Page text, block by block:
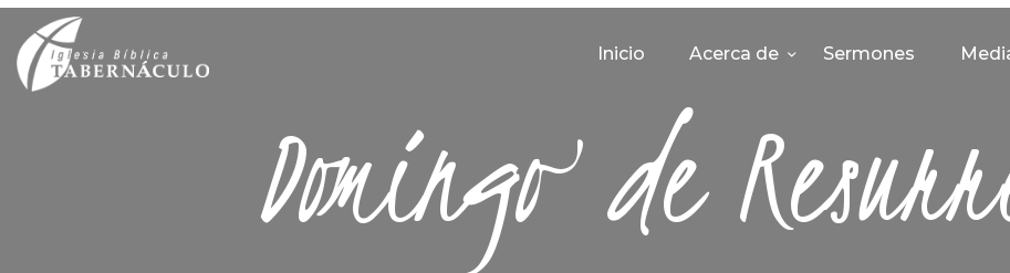
Inicio Acerca de Sermones
Domingo de
SERMONES
MEDIA
CONTACTO